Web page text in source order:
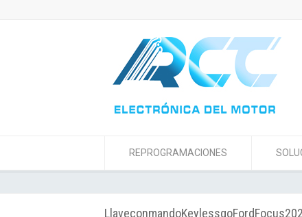
REPROGRAMACIONES